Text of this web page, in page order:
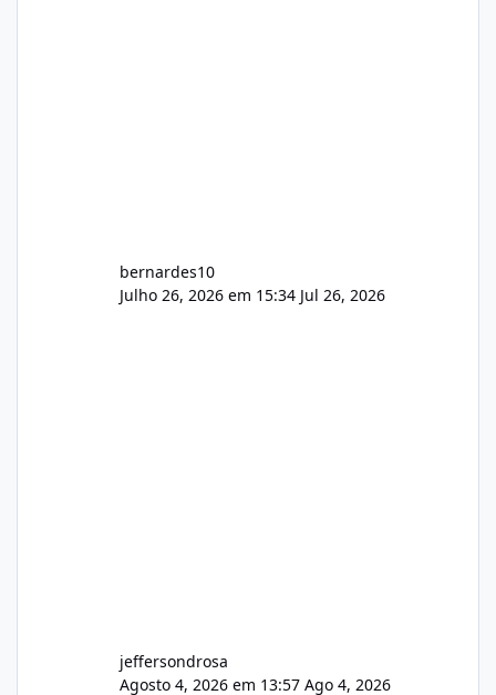
bernardes10
Julho 26, 2026 em 15:34 Jul 26, 2026
jeffersondrosa
Agosto 4, 2026 em 13:57 Ago 4, 2026